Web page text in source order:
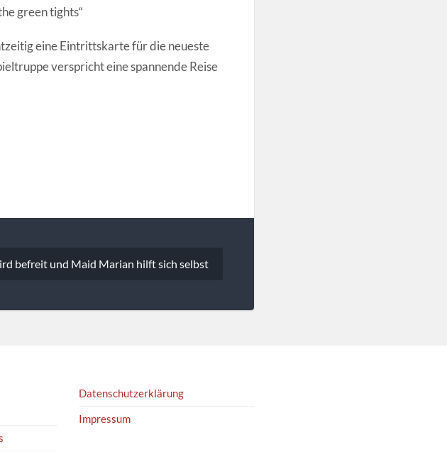
green tights“
eine Eintrittskarte für die neueste
verspricht eine spannende Reise
befreit und Maid Marian hilft sich selbst
Datenschutzerklärung
Impressum